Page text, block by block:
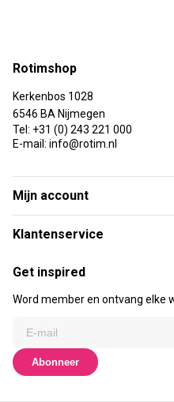
Rotimshop
Kerkenbos 1028
6546 BA Nijmegen
Tel: +31 (0) 243 221 000
E-mail: info@rotim.nl
Mijn account
Klantenservice
Get inspired
Word member en ontvang elke
Abonneer